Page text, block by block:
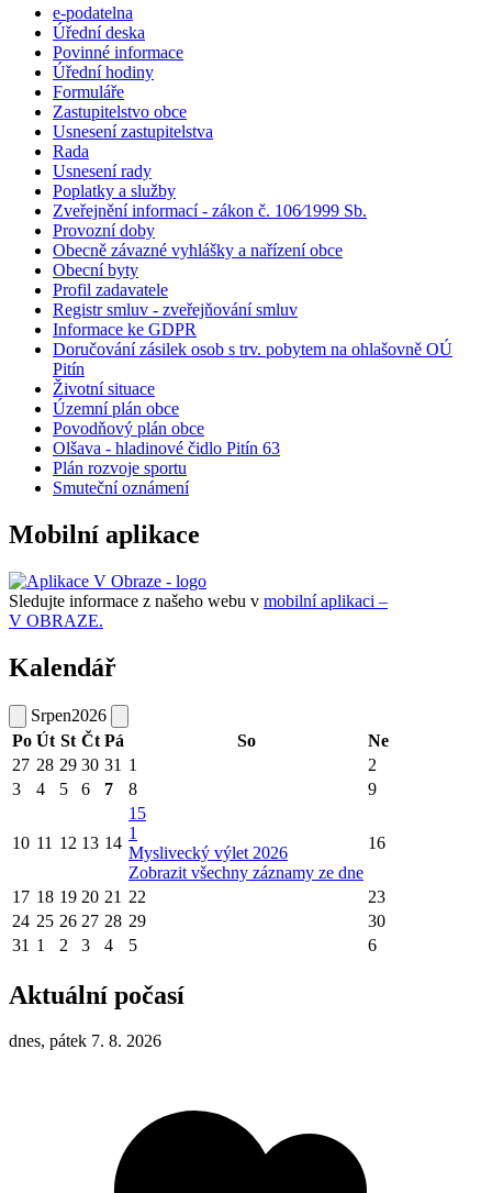
e-podatelna
Úřední deska
Povinné informace
Úřední hodiny
Formuláře
Zastupitelstvo obce
Usnesení zastupitelstva
Rada
Usnesení rady
Poplatky a služby
Zveřejnění informací - zákon č. 106⁄1999 Sb.
Provozní doby
Obecně závazné vyhlášky a nařízení obce
Obecní byty
Profil zadavatele
Registr smluv - zveřejňování smluv
Informace ke GDPR
Doručování zásilek osob s trv. pobytem na ohlašovně OÚ
Pitín
Životní situace
Územní plán obce
Povodňový plán obce
Olšava - hladinové čidlo Pitín 63
Plán rozvoje sportu
Smuteční oznámení
Mobilní aplikace
Sledujte informace z našeho webu v mobilní aplikaci –
V OBRAZE.
Kalendář
Srpen2026
Po Út St Čt Pá So
Ne
27 28 29 30 31 1
2
3
4 5 6 7 8 9
10 11 12 13 14
15
1
Myslivecký výlet 2026
Zobrazit všechny záznamy ze dne
16
17 18 19 20 21 22
23
24 25 26 27 28 29
30
31 1 2 3 4 5 6
Aktuální počasí
dnes, pátek 7. 8. 2026